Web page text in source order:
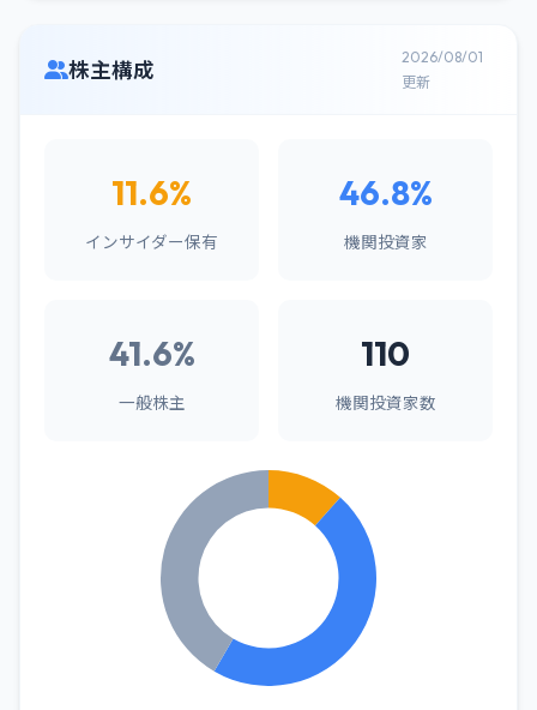
株主構成
2026/08/01
更新
11.6%
インサイダー保有
46.8%
機関投資家
41.6%
一般株主
110
機関投資家数